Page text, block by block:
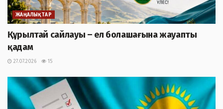
ЖАҢАЛЫҚТАР
Құрылтай сайлауы – ел болашағына жауапты
қадам
27.07.2026 15